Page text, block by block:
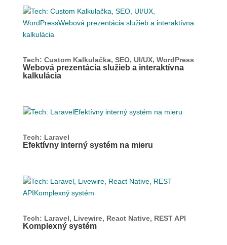
Tech: Custom Kalkulačka, SEO, UI/UX, WordPress
Webová prezentácia služieb a interaktívna
kalkulácia
Tech: Laravel
Efektívny interný systém na mieru
Tech: Laravel, Livewire, React Native, REST API
Komplexný systém